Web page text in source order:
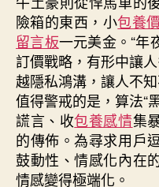
險箱的東西，小包養
留言板一元美金。“年
訂價戰略，有形中讓人
越隱私鴻溝，讓人不
值得警戒的是，算法“
謊言、收包養感情集
的傳佈。為尋求用戶
鼓動性、情感化內在
情感變得極端化。